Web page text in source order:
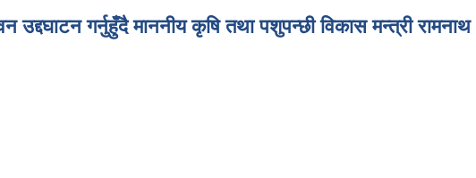
उद्दघाटन गर्नुहुँदै माननीय कृषि तथा पशुपन्छी विकास मन्त्री